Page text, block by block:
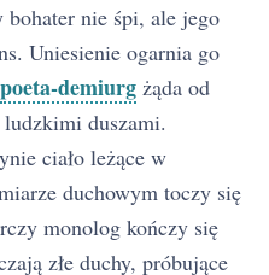
bohater nie śpi, ale jego
Uniesienie ogarnia go
poeta-demiurg żąda od
ludzkimi duszami.
ciało leżące w
duchowym toczy się
monolog kończy się
złe duchy, próbujące